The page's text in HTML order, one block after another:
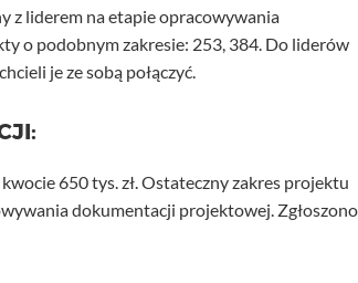
z liderem na etapie opracowywania
o podobnym zakresie: 253, 384. Do liderów
je ze sobą połączyć.
650 tys. zł. Ostateczny zakres projektu
dokumentacji projektowej. Zgłoszono